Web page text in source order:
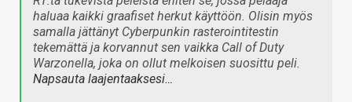
haluaa kaikki graafiset herkut käyttöön. Olisin myös
samalla jättänyt Cyberpunkin rasterointitestin
tekemättä ja korvannut sen vaikka Call of Duty
Warzonella, joka on ollut melkoisen suosittu peli.
Napsauta laajentaaksesi…